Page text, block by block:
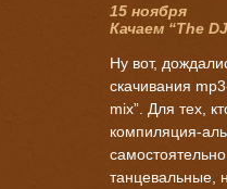
15 ноября
Качаем “The
Ну вот,
скачивания
mix”. Для тех,
компиляция-
танцевальные,